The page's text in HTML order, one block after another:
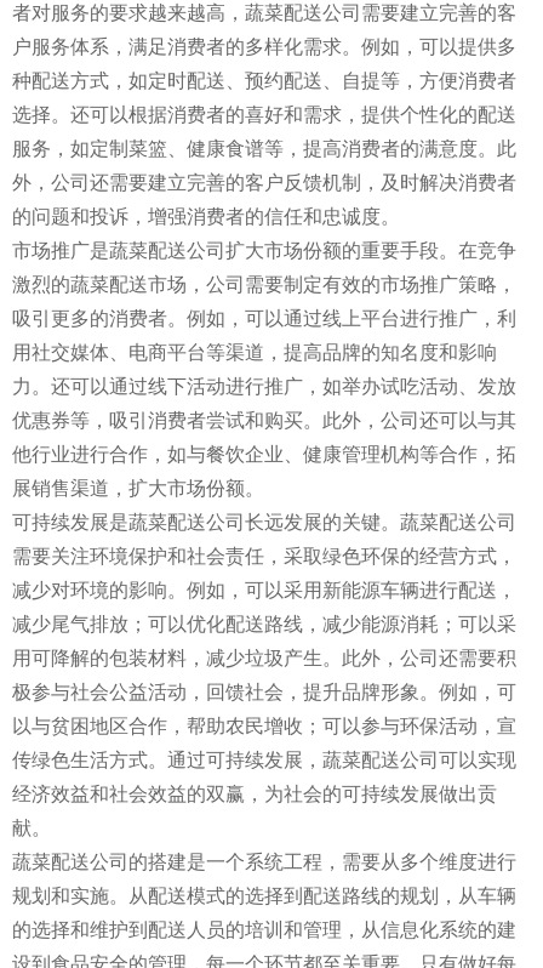
者对服务的要求越来越高，蔬菜配送公司需要建立完善的客
户服务体系，满足消费者的多样化需求。例如，可以提供多
种配送方式，如定时配送、预约配送、自提等，方便消费者
选择。还可以根据消费者的喜好和需求，提供个性化的配送
服务，如定制菜篮、健康食谱等，提高消费者的满意度。此
外，公司还需要建立完善的客户反馈机制，及时解决消费者
的问题和投诉，增强消费者的信任和忠诚度。
市场推广是蔬菜配送公司扩大市场份额的重要手段。在竞争
激烈的蔬菜配送市场，公司需要制定有效的市场推广策略，
吸引更多的消费者。例如，可以通过线上平台进行推广，利
用社交媒体、电商平台等渠道，提高品牌的知名度和影响
力。还可以通过线下活动进行推广，如举办试吃活动、发放
优惠券等，吸引消费者尝试和购买。此外，公司还可以与其
他行业进行合作，如与餐饮企业、健康管理机构等合作，拓
展销售渠道，扩大市场份额。
可持续发展是蔬菜配送公司长远发展的关键。蔬菜配送公司
需要关注环境保护和社会责任，采取绿色环保的经营方式，
减少对环境的影响。例如，可以采用新能源车辆进行配送，
减少尾气排放；可以优化配送路线，减少能源消耗；可以采
用可降解的包装材料，减少垃圾产生。此外，公司还需要积
极参与社会公益活动，回馈社会，提升品牌形象。例如，可
以与贫困地区合作，帮助农民增收；可以参与环保活动，宣
传绿色生活方式。通过可持续发展，蔬菜配送公司可以实现
经济效益和社会效益的双赢，为社会的可持续发展做出贡
献。
蔬菜配送公司的搭建是一个系统工程，需要从多个维度进行
规划和实施。从配送模式的选择到配送路线的规划，从车辆
的选择和维护到配送人员的培训和管理，从信息化系统的建
设到食品安全的管理，每一个环节都至关重要。只有做好每